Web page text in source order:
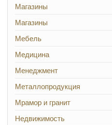
Магазины
Магазины
Мебель
Медицина
Менеджмент
Металлопродукция
Мрамор и гранит
Недвижимость